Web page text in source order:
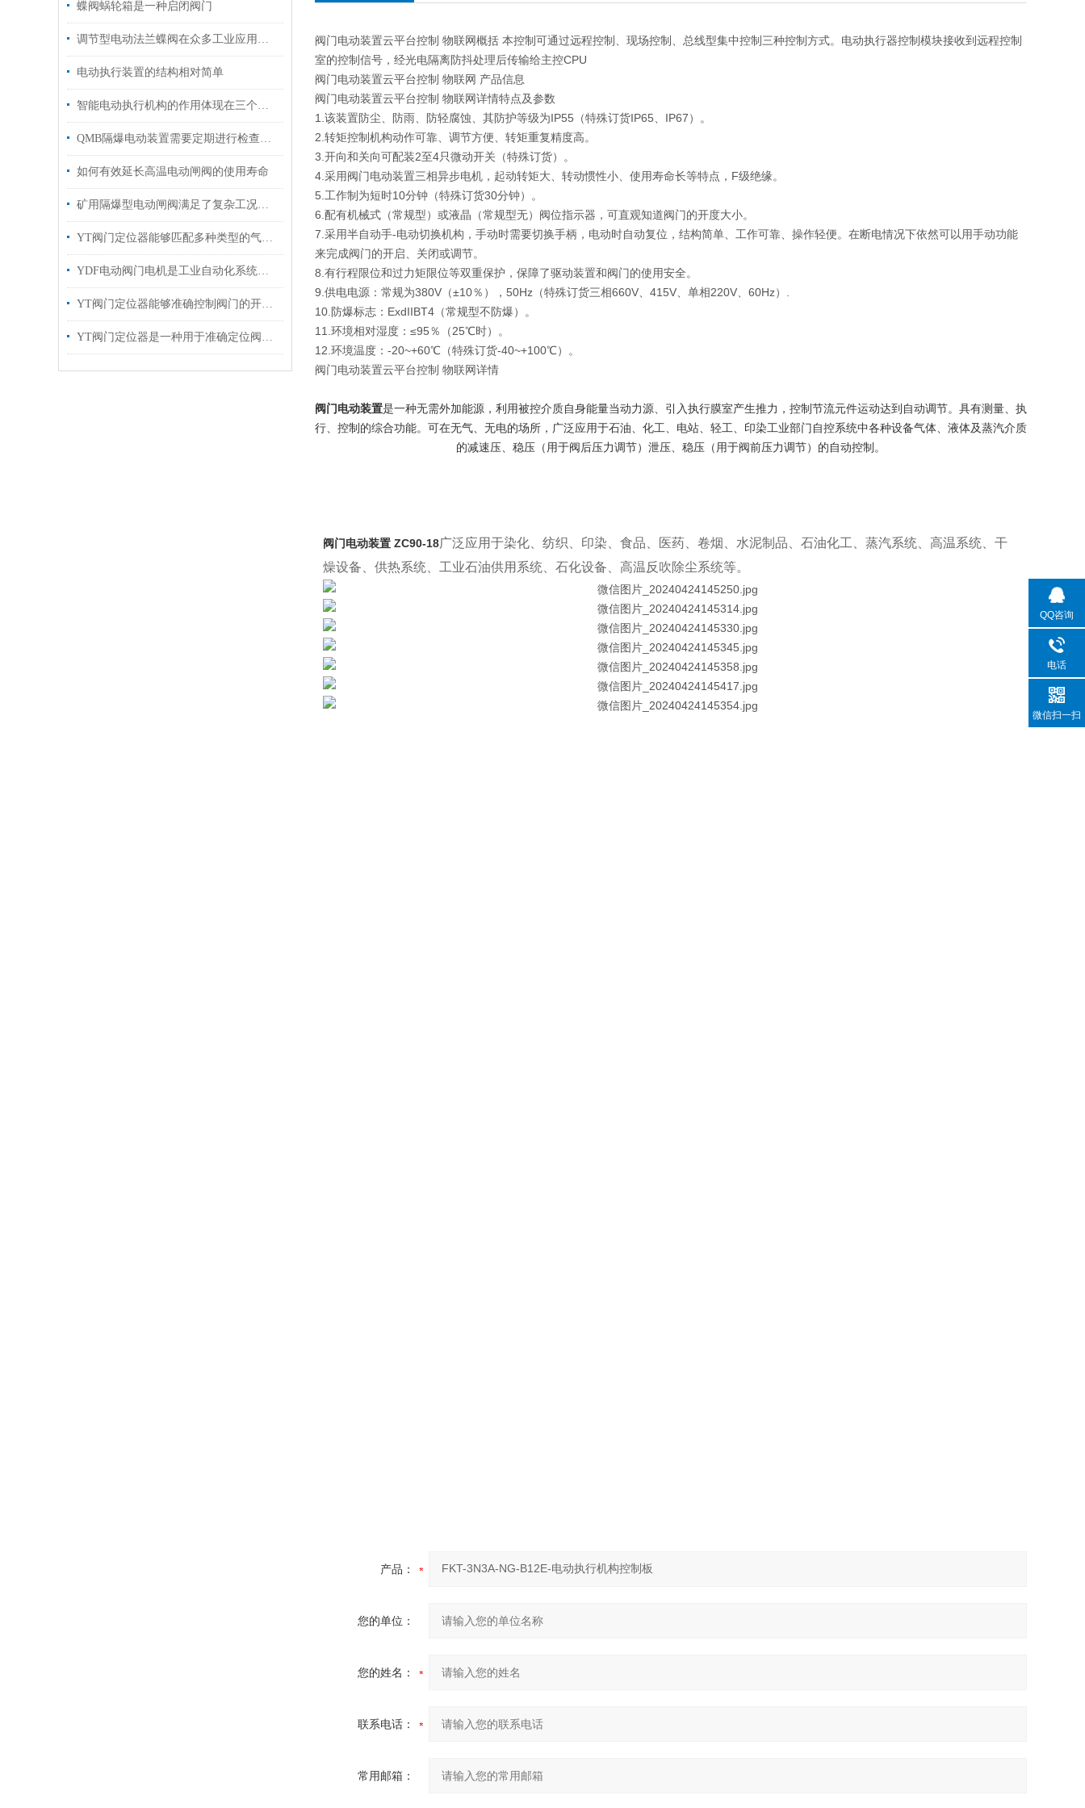
蝶阀蜗轮箱是一种启闭阀门
调节型电动法兰蝶阀在众多工业应用中表现出色
电动执行装置的结构相对简单
智能电动执行机构的作用体现在三个层面
QMB隔爆电动装置需要定期进行检查和维护
如何有效延长高温电动闸阀的使用寿命
矿用隔爆型电动闸阀满足了复杂工况下的多样化需求
YT阀门定位器能够匹配多种类型的气动执行机构
YDF电动阀门电机是工业自动化系统中的关键执行部件
YT阀门定位器能够准确控制阀门的开启和关闭
YT阀门定位器是一种用于准确定位阀门的仪器
阀门电动装置云平台控制 物联网概括 本控制可通过远程控制、现场控制、总线型集中控制三种控制方式。电动执行器控制模块接收到远程控制
室的控制信号，经光电隔离防抖处理后传输给主控CPU
阀门电动装置云平台控制 物联网 产品信息
阀门电动装置云平台控制 物联网详情特点及参数
1.该装置防尘、防雨、防轻腐蚀、其防护等级为IP55（特殊订货IP65、IP67）。
2.转矩控制机构动作可靠、调节方便、转矩重复精度高。
3.开向和关向可配装2至4只微动开关（特殊订货）。
4.采用阀门电动装置三相异步电机，起动转矩大、转动惯性小、使用寿命长等特点，F级绝缘。
5.工作制为短时10分钟（特殊订货30分钟）。
6.配有机械式（常规型）或液晶（常规型无）阀位指示器，可直观知道阀门的开度大小。
7.采用半自动手-电动切换机构，手动时需要切换手柄，电动时自动复位，结构简单、工作可靠、操作轻便。在断电情况下依然可以用手动功能
来完成阀门的开启、关闭或调节。
8.有行程限位和过力矩限位等双重保护，保障了驱动装置和阀门的使用安全。
9.供电电源：常规为380V（±10％），50Hz（特殊订货三相660V、415V、单相220V、60Hz）.
10.防爆标志：ExdIIBT4（常规型不防爆）。
11.环境相对湿度：≤95％（25℃时）。
12.环境温度：-20~+60℃（特殊订货-40~+100℃）。
阀门电动装置云平台控制 物联网详情
阀门电动装置是一种无需外加能源，利用被控介质自身能量当动力源、引入执行膜室产生推力，控制节流元件运动达到自动调节。具有测量、执
行、控制的综合功能。可在无气、无电的场所，广泛应用于石油、化工、电站、轻工、印染工业部门自控系统中各种设备气体、液体及蒸汽介质
的减速压、稳压（用于阀后压力调节）泄压、稳压（用于阀前压力调节）的自动控制。
阀门电动装置 ZC90-18广泛应用于染化、纺织、印染、食品、医药、卷烟、水泥制品、石油化工、蒸汽系统、高温系统、干
燥设备、供热系统、工业石油供用系统、石化设备、高温反吹除尘系统等。
产品：
您的单位：
您的姓名：
联系电话：
常用邮箱：
QQ咨询
电话
微信扫一扫